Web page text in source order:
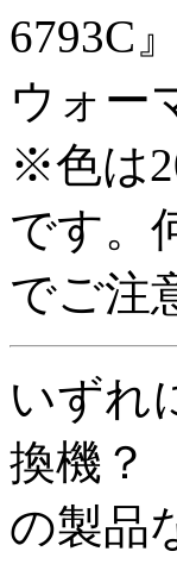
6793C
ウォー
※色は
です。
でご注
いずれ
換機？
の製品